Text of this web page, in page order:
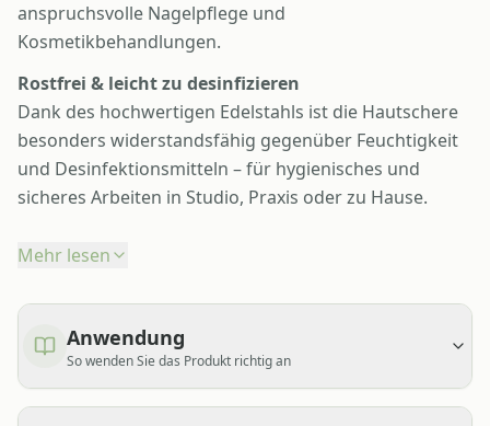
anspruchsvolle Nagelpflege und
Kosmetikbehandlungen.
Rostfrei & leicht zu desinfizieren
Dank des hochwertigen Edelstahls ist die Hautschere
besonders widerstandsfähig gegenüber Feuchtigkeit
und Desinfektionsmitteln – für hygienisches und
sicheres Arbeiten in Studio, Praxis oder zu Hause.
Mehr lesen
Anwendung
So wenden Sie das Produkt richtig an